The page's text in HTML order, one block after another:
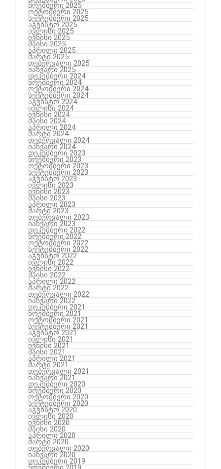
ნოემბერი 2025
ოქტომბერი 2025
სექტემბერი 2025
აგვისტო 2025
ივლისი 2025
ივნისი 2025
მაისი 2025
აპრილი 2025
მარტი 2025
თებერვალი 2025
იანვარი 2025
დეკემბერი 2024
ნოემბერი 2024
ოქტომბერი 2024
სექტემბერი 2024
აგვისტო 2024
ივლისი 2024
ივნისი 2024
მაისი 2024
აპრილი 2024
მარტი 2024
თებერვალი 2024
იანვარი 2024
დეკემბერი 2023
ნოემბერი 2023
ოქტომბერი 2023
სექტემბერი 2023
აგვისტო 2023
ივლისი 2023
ივნისი 2023
მაისი 2023
აპრილი 2023
მარტი 2023
თებერვალი 2023
იანვარი 2023
დეკემბერი 2022
ნოემბერი 2022
ოქტომბერი 2022
სექტემბერი 2022
აგვისტო 2022
ივლისი 2022
ივნისი 2022
მაისი 2022
აპრილი 2022
მარტი 2022
თებერვალი 2022
იანვარი 2022
დეკემბერი 2021
ნოემბერი 2021
ოქტომბერი 2021
სექტემბერი 2021
აგვისტო 2021
ივლისი 2021
ივნისი 2021
მაისი 2021
აპრილი 2021
მარტი 2021
თებერვალი 2021
იანვარი 2021
დეკემბერი 2020
ნოემბერი 2020
ოქტომბერი 2020
სექტემბერი 2020
აგვისტო 2020
ივლისი 2020
ივნისი 2020
მაისი 2020
აპრილი 2020
მარტი 2020
თებერვალი 2020
იანვარი 2020
დეკემბერი 2019